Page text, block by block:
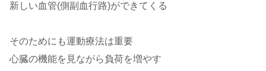
新しい血管(側副血行路)ができてくる
そのためにも運動療法は重要
心臓の機能を見ながら負荷を増やす